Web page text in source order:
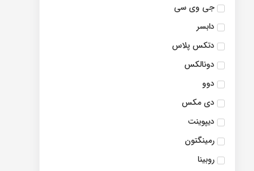
جی وی سی
دابسر
دتکس پلاس
دونالکس
دوو
دی مکس
دیپوینت
رمینگتون
روبینا